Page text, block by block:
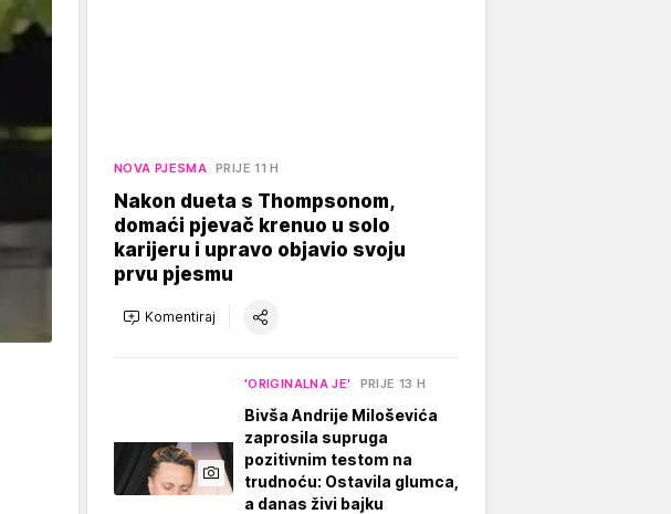
NOVA PJESMA PRIJE 11 H
Nakon dueta s Thompsonom,
domaći pjevač krenuo u solo
karijeru i upravo objavio svoju
prvu pjesmu
Komentiraj
'ORIGINALNA JE' PRIJE 13 H
Bivša Andrije Miloševića
zaprosila supruga
pozitivnim testom na
trudnoću: Ostavila glumca,
a danas živi bajku